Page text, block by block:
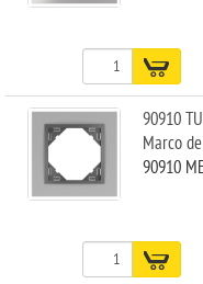
90910
Marco
90910